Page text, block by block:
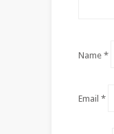
Name *
Email *